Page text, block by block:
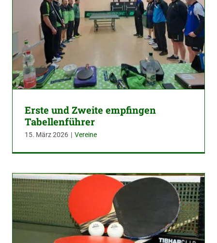
Erste und Zweite empfingen
Tabellenführer
15. März 2026 | Vereine